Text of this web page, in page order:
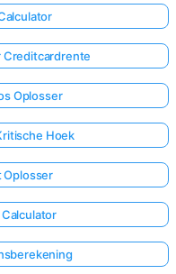
Creditcardrente
Oplosser
Hoek
Oplosser